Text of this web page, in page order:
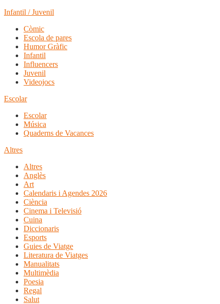
Infantil / Juvenil
Còmic
Escola de pares
Humor Gràfic
Infantil
Influencers
Juvenil
Videojocs
Escolar
Escolar
Música
Quaderns de Vacances
Altres
Altres
Anglès
Art
Calendaris i Agendes 2026
Ciència
Cinema i Televisió
Cuina
Diccionaris
Esports
Guies de Viatge
Literatura de Viatges
Manualitats
Multimèdia
Poesia
Regal
Salut